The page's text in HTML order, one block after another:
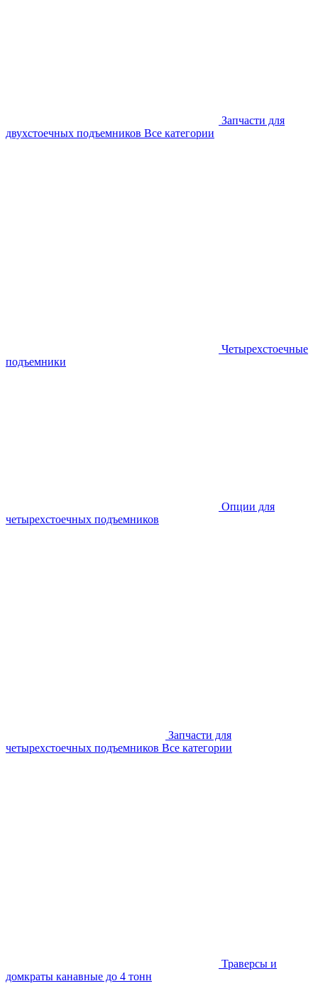
Запчасти для
двухстоечных подъемников Все категории
Четырехстоечные
подъемники
Опции для
четырехстоечных подъемников
Запчасти для
четырехстоечных подъемников Все категории
Траверсы и
домкраты канавные до 4 тонн